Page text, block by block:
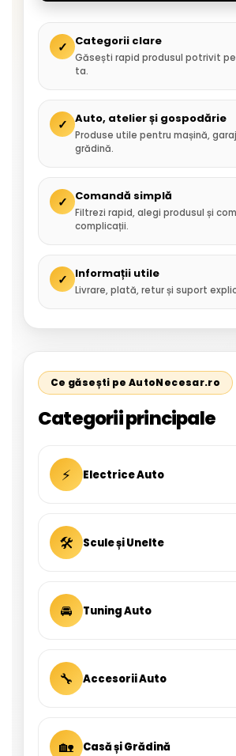
✓ Categorii clare
Găsești rapid produsul potrivit
ta.
✓ Auto, atelier și gospodărie
Produse utile pentru mașină,
grădină.
✓ Comandă simplă
Filtrezi rapid, alegi produsul și
complicații.
✓ Informații utile
Livrare, plată, retur și suport
Ce găsești pe AutoNecesar.ro
Categorii principale
⚡ Electrice Auto
🛠 Scule și Unelte
🚘 Tuning Auto
🔧 Accesorii Auto
🏡 Casă și Grădină